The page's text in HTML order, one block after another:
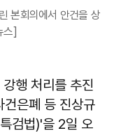
본회의에서 안건을 상
스]
행 처리를 추진
은폐 등 진상규
검법)'을 2일 오